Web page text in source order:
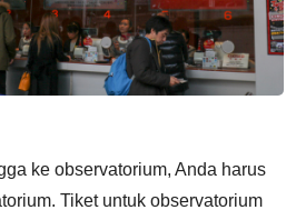
ke observatorium, Anda harus
Tiket untuk observatorium